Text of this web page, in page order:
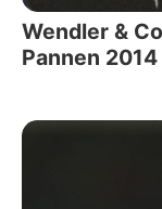
Wendler &
Pannen 2014